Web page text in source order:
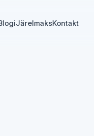
JärelmaksKontakt